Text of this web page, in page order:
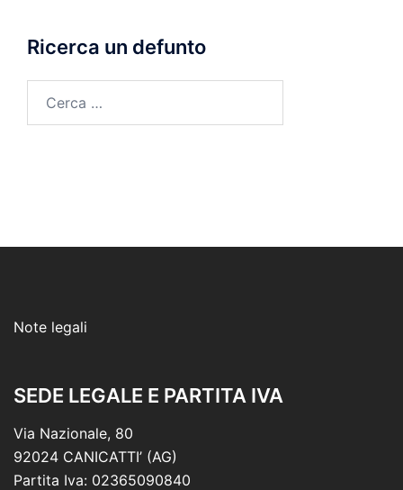
Ricerca un defunto
Note legali
SEDE LEGALE E PARTITA IVA
Via Nazionale, 80
92024 CANICATTI’ (AG)
Partita Iva: 02365090840